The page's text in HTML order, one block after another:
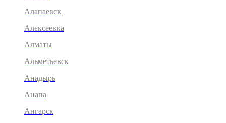
Алапаевск
Алексеевка
Алматы
Альметьевск
Анадырь
Анапа
Ангарск